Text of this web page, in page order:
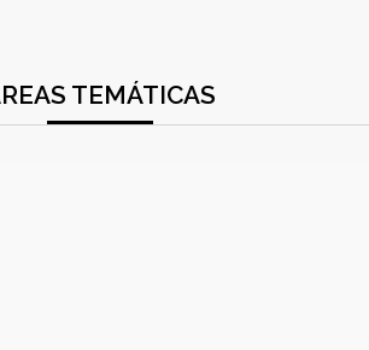
TEMÁTICAS